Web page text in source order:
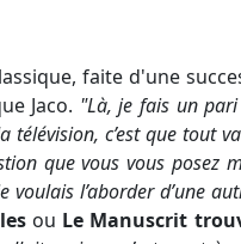
faite d'une
Jaco. "Là, je fais un
c’est que tout
que vous vous posez
voulais l’aborder d’une
ou Le Manuscrit